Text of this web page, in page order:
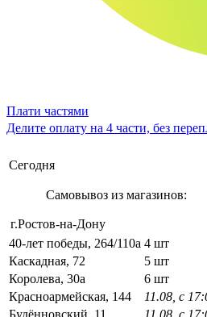
Плати частями
Делите оплату на 4 части, без
Сегодня
Самовывоз из магазинов:
г.Ростов-на-Дону
40-лет победы, 264/110а 4 шт
Каскадная, 72
5 шт
Королева, 30а
6 шт
Красноармейская, 144
11.08, с
Будённовский, 11
11.08, с